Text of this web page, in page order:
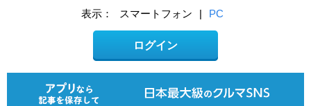
表示： スマートフォン | PC
ログイン